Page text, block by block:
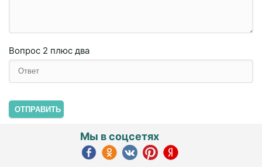
Вопрос 2 плюc двa
ОТПРАВИТЬ
Мы в соцсетях